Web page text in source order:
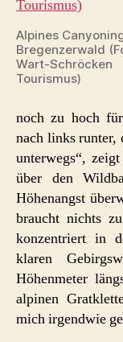
Alpines
Bregenzerwald
Wart-Schröcken
Tourismus)
noch zu hoch
nach links runter,
unterwegs“,
über den
Höhenangst
braucht nichts
konzentriert in
klaren
Höhenmeter
alpinen
mich irgendwie